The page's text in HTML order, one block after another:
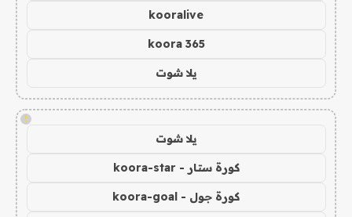
kooralive
koora 365
يلا شوت
!
يلا شوت
كورة ستار - koora-star
كورة جول - koora-goal